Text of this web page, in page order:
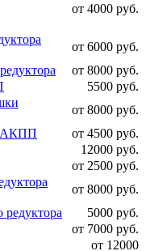
от 4000 руб.
от 6000 руб.
от 8000 руб.
5500 руб.
от 8000 руб.
АКПП
от 4500 руб.
12000 руб.
от 2500 руб.
от 8000 руб.
редуктора
5000 руб.
от 7000 руб.
от 12000